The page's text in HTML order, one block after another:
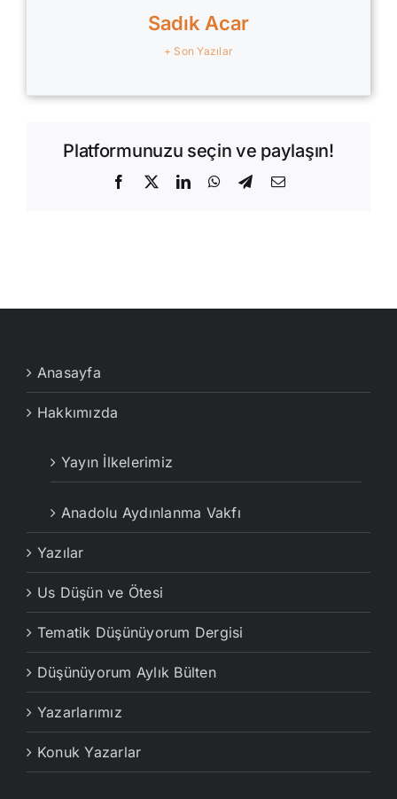
Sadık Acar
+ Son Yazılar
Platformunuzu seçin ve paylaşın!
Facebook
X LinkedInWhatsApp
Telegram
E-
Anasayfa
Hakkımızda
Yayın İlkelerimiz
Anadolu Aydınlanma Vakfı
Yazılar
Us Düşün ve Ötesi
Tematik Düşünüyorum Dergisi
Düşünüyorum Aylık Bülten
Yazarlarımız
Konuk Yazarlar